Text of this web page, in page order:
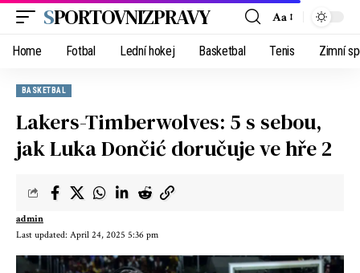
SPORTOVNIZPRAVY Aa
Home Fotbal Lední hokej Basketbal Tenis Zimní
BASKETBAL
Lakers-Timberwolves: 5 s sebou,
jak Luka Dončić doručuje ve hře 2
Last updated: April 24, 2025 5:36 pm
admin